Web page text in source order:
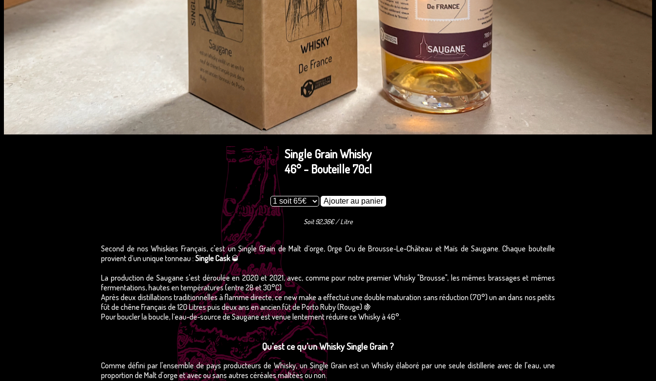
Single Grain Whisky
46° - Bouteille 70cl
Soit 92,36€ / Litre
Second de nos Whiskies Français, c'est un Single Grain de Malt d’orge, Orge Cru de Brousse-Le-Château et Maïs de Saugane. Chaque bouteille
provient d’un unique tonneau :Single Cask 🥃
La production de Saugane s'est déroulée en 2020 et 2021, avec, comme pour notre premier Whisky "Brousse", les mêmes brassages et mêmes
fermentations, hautes en températures (entre 28 et 30°C)
Après deux distillations traditionnelles à flamme directe, ce new make a effectué une double maturation sans réduction (70°) un an dans nos petits
fût de chêne Français de 120 Litres puis deux ans en ancien fût de Porto Ruby (Rouge) 🍇
Pour boucler la boucle, l’eau-de-source de Saugane est venue lentement réduire ce Whisky à 46°.
Qu'est ce qu'un Whisky Single Grain ?
Comme défini par l'ensemble de pays producteurs de Whisky, un Single Grain est un Whisky élaboré par une seule distillerie avec de l'eau, une
proportion de Malt d'orge et avec ou sans autres céréales maltées ou non.